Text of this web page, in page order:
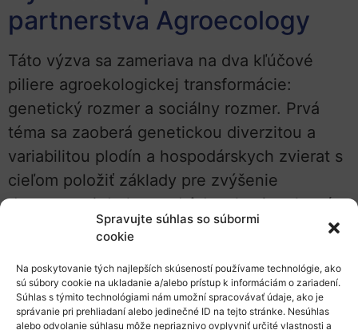
Spravujte súhlas so súbormi
cookie
Na poskytovanie tých najlepších skúseností používame technológie, ako
sú súbory cookie na ukladanie a/alebo prístup k informáciám o zariadení.
Súhlas s týmito technológiami nám umožní spracovávať údaje, ako je
správanie pri prehliadaní alebo jedinečné ID na tejto stránke. Nesúhlas
alebo odvolanie súhlasu môže nepriaznivo ovplyvniť určité vlastnosti a
partnerstva Agroecology
Táto výzva sa zameriava na dva kľúčové
piliere agroekologickej transformácie:
genetický rozmer a sociálny rozmer. Prvá
téma sa zaoberá genetickou diverzitou a
variabilitou plodín a hospodárskych zvierat s
cieľom položiť základy pre zvýšenie
dostupnosti druhov, odrôd a plemien, ktoré
podporia rozvoj agroekologických
sa zaoberá sociálnymi výzvami súčasného
poľnohospodárstva, s osobitným dôrazom
[…]